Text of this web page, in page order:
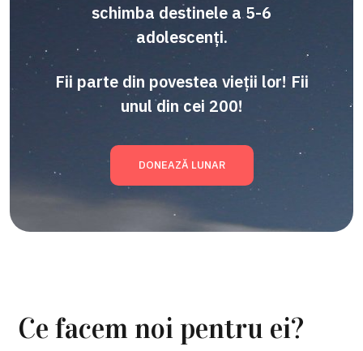
schimba destinele a 5-6
adolescenți.
Fii parte din povestea vieții lor! Fii
unul din cei 200!
DONEAZĂ LUNAR
Ce facem noi pentru ei?